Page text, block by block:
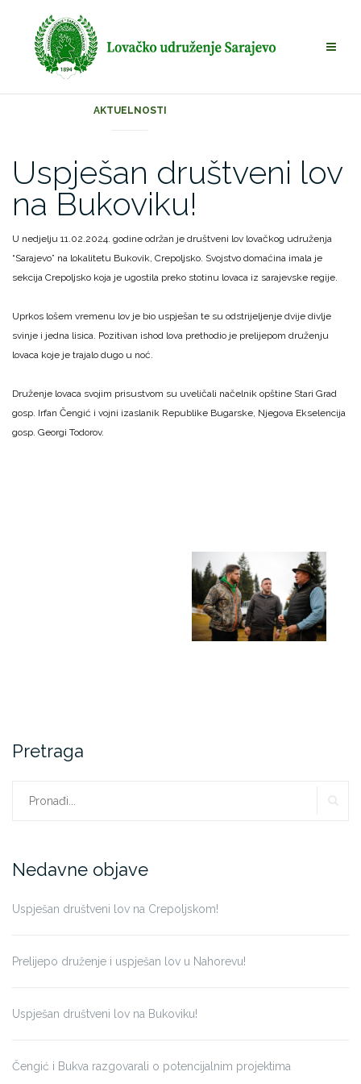
content
AKTUELNOSTI
Uspješan društveni lov
na Bukoviku!
U nedjelju 11.02.2024. godine održan je društveni lov lovačkog udruženja
“Sarajevo” na lokalitetu Bukovik, Crepoljsko. Svojstvo domaćina imala je
sekcija Crepoljsko koja je ugostila preko stotinu lovaca iz sarajevske regije.
Uprkos lošem vremenu lov je bio uspješan te su odstrijeljenje dvije divlje
svinje i jedna lisica. Pozitivan ishod lova prethodio je prelijepom druženju
lovaca koje je trajalo dugo u noć.
Druženje lovaca svojim prisustvom su uveličali načelnik opštine Stari Grad
gosp. Irfan Čengić i vojni izaslanik Republike Bugarske, Njegova Ekselencija
gosp. Georgi Todorov.
Pretraga
Traži:
Nedavne objave
Uspješan društveni lov na Crepoljskom!
Prelijepo druženje i uspješan lov u Nahorevu!
Uspješan društveni lov na Bukoviku!
Čengić i Bukva razgovarali o potencijalnim projektima